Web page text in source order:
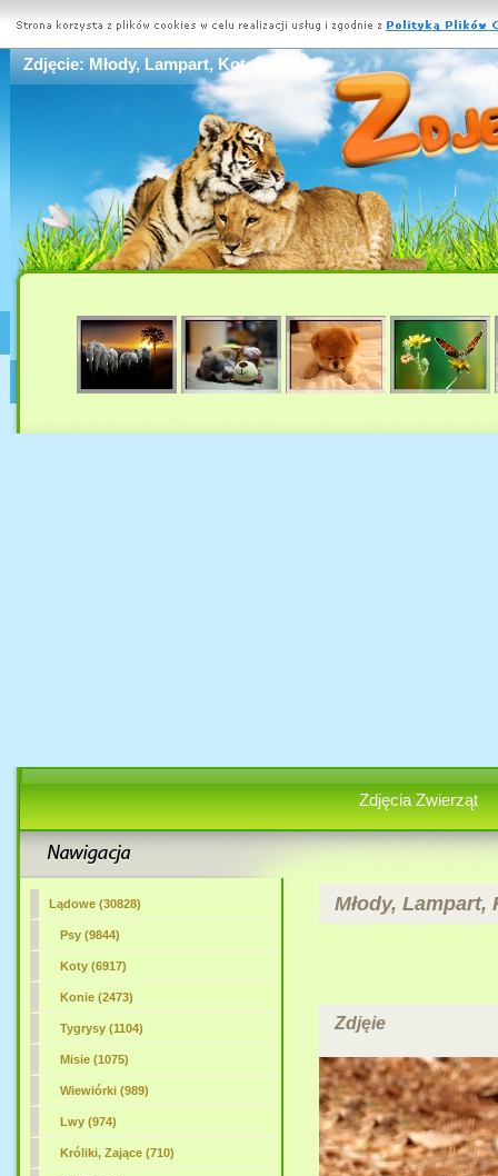
Zdjęcie: Młody, Lampart, Kot, Dziki
Zdjęcia Zwierząt
Lądowe (30828)
Psy (9844)
Koty (6917)
Konie (2473)
Tygrysy (1104)
Misie (1075)
Wiewiórki (989)
Lwy (974)
Króliki, Zające (710)
Młody, Lampart,
Zdjęie